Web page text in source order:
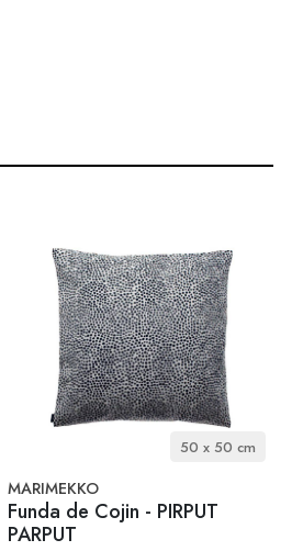
50 x 50 cm
MARIMEKKO
Funda de Cojin - PIRPUT
PARPUT